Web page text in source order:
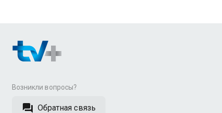
Возникли вопросы?
Обратная связь